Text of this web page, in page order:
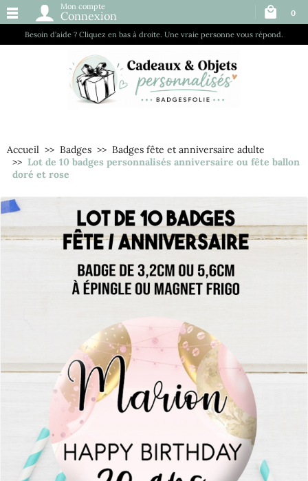
Besoin d’aide ? Cliquez en bas à droite. Une vraie personne vous répond.
Mon compte
Connexion 0
Accueil Badges
Badges fête et anniversaire adulte
Lot de 10 badges personnalisés anniversaire ou fête ballon
doré et rose